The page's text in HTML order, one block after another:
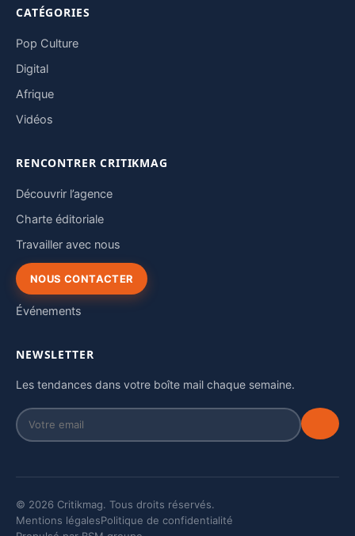
CATÉGORIES
Pop Culture
Digital
Afrique
Vidéos
RENCONTRER CRITIKMAG
Découvrir l’agence
Charte éditoriale
Travailler avec nous
NOUS CONTACTER
Événements
NEWSLETTER
Les tendances dans votre boîte mail chaque semaine.
© 2026 Critikmag. Tous droits réservés.
Mentions légalesPolitique de confidentialité